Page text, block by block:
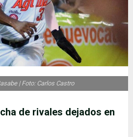
de rivales dejados en
| Foto: Carlos Castro